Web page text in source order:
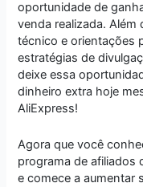
oportunidade de
venda realizada.
técnico e orientações
estratégias de
deixe essa
dinheiro extra hoje
AliExpress!
Agora que você
programa de afiliados
e comece a aumentar